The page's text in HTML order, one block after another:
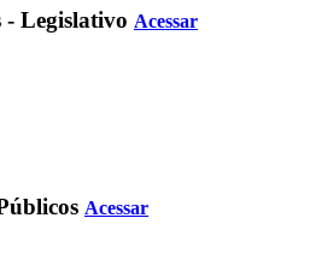
- Legislativo Acessar
Acessar